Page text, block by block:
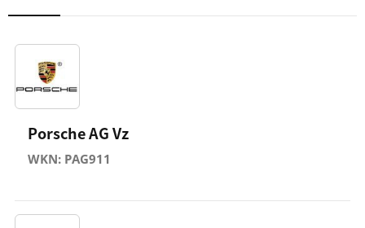
Porsche AG Vz
WKN: PAG911